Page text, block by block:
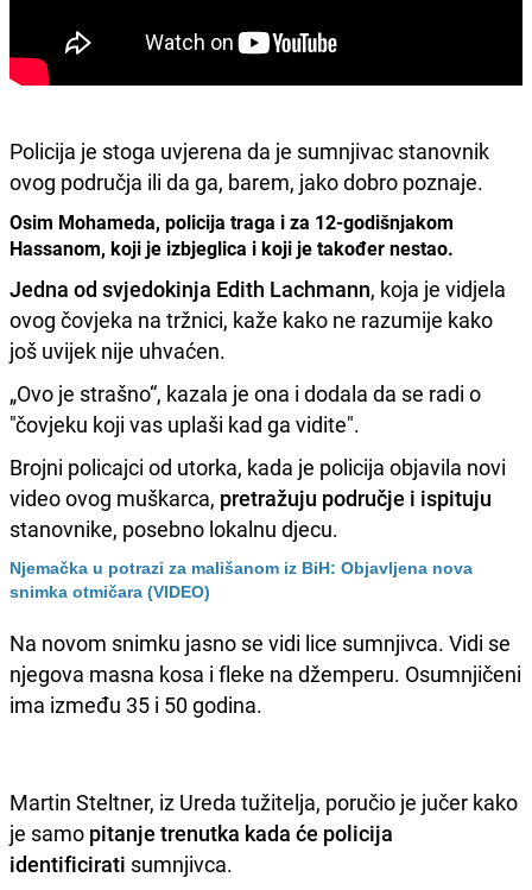
Policija je stoga uvjerena da je sumnjivac stanovnik
ovog područja ili da ga, barem, jako dobro poznaje.
Osim Mohameda, policija traga i za 12-godišnjakom
Hassanom, koji je izbjeglica i koji je također nestao.
Jedna od svjedokinja Edith Lachmann, koja je vidjela
ovog čovjeka na tržnici, kaže kako ne razumije kako
još uvijek nije uhvaćen.
„Ovo je strašno“, kazala je ona i dodala da se radi o
"čovjeku koji vas uplaši kad ga vidite".
Brojni policajci od utorka, kada je policija objavila novi
video ovog muškarca, pretražuju područje i ispituju
stanovnike, posebno lokalnu djecu.
Njemačka u potrazi za mališanom iz BiH: Objavljena nova
snimka otmičara (VIDEO)
Na novom snimku jasno se vidi lice sumnjivca. Vidi se
njegova masna kosa i fleke na džemperu. Osumnjičeni
ima između 35 i 50 godina.
Martin Steltner, iz Ureda tužitelja, poručio je jučer kako
je samo pitanje trenutka kada će policija
identificirati sumnjivca.